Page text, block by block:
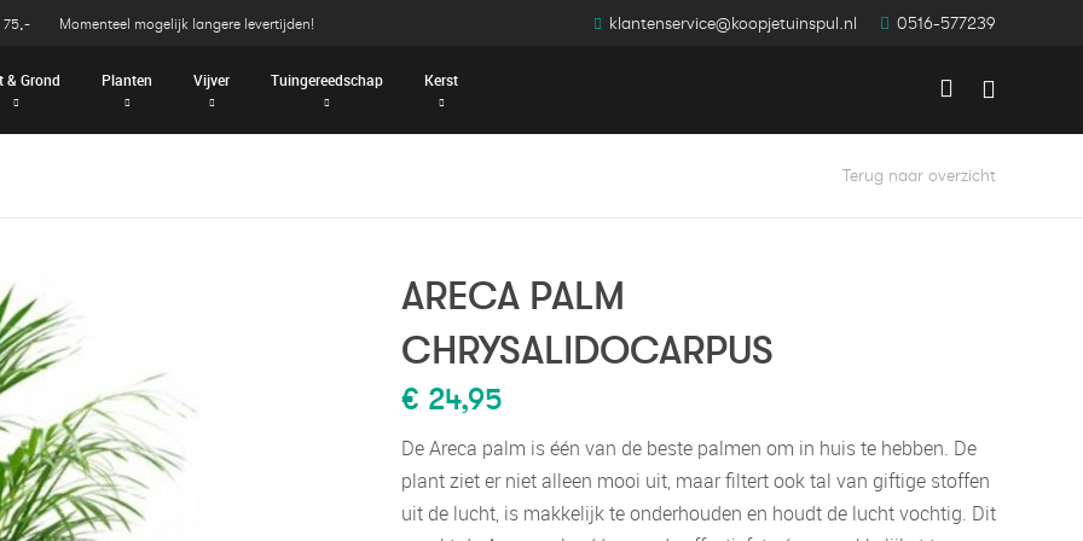
75,- Momenteel mogelijk langere levertijden! klantenservice@koopjetuinspul.nl 0516-577239
& Grond Planten Vijver Tuingereedschap Kerst
ARECA PALM
CHRYSALIDOCARPUS
Terug naar overzicht
€ 24,95
De Areca palm is één van de beste palmen om in huis te hebben. De
plant ziet er niet alleen mooi uit, maar filtert ook tal van giftige stoffen
uit de lucht, is makkelijk te onderhouden en houdt de lucht vochtig. Dit